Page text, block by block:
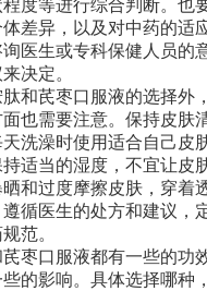
度等进行综合判断。也
差异，以及对中药的适
医生或专科保健人员的
决定。
芪枣口服液的选择外
也需要注意。保持皮肤
洗澡时使用适合自己皮
适当的湿度，不宜让皮
和过度摩擦皮肤，穿着
循医生的处方和建议，
范。
口服液都有一些的功
的影响。具体选择哪种